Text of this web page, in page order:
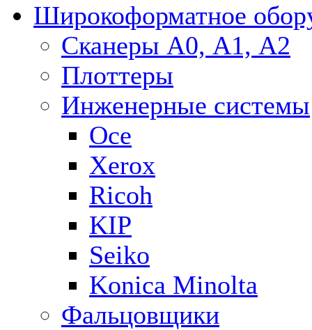
Широкоформатное
Сканеры А0, А1, А2
Плоттеры
Инженерные системы
Oce
Xerox
Ricoh
KIP
Seiko
Konica Minolta
Фальцовщики